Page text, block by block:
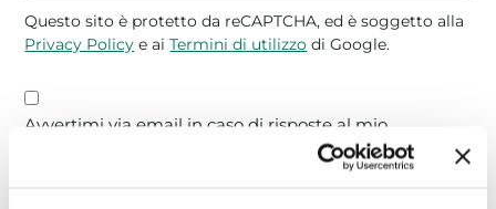
Questo sito è protetto da reCAPTCHA, ed è soggetto alla
Privacy Policy e aiTermini di utilizzo di Google.
Avvertimi via email in caso di risposte al mio